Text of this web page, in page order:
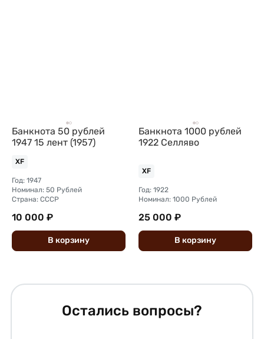
Банкнота 50 рублей
1947 15 лент (1957)
XF
Год: 1947
Номинал: 50 Рублей
Страна: СССР
10 000 ₽
В корзину
Банкнота 1000 рублей
1922 Селляво
XF
Год: 1922
Номинал: 1000 Рублей
25 000 ₽
В корзину
Остались вопросы?